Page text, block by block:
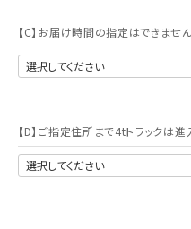
【C】お届け時間の指定はできません
【D】ご指定住所まで4tトラックは進